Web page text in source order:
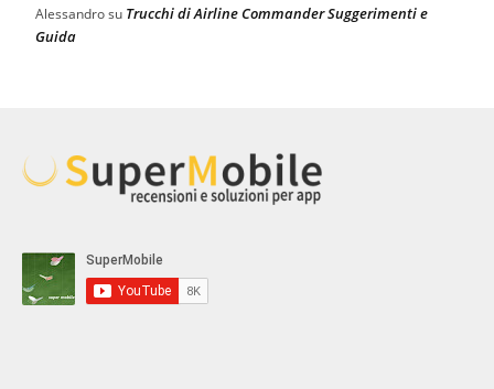
Alessandrosu Trucchi di Airline Commander Suggerimenti e
Guida